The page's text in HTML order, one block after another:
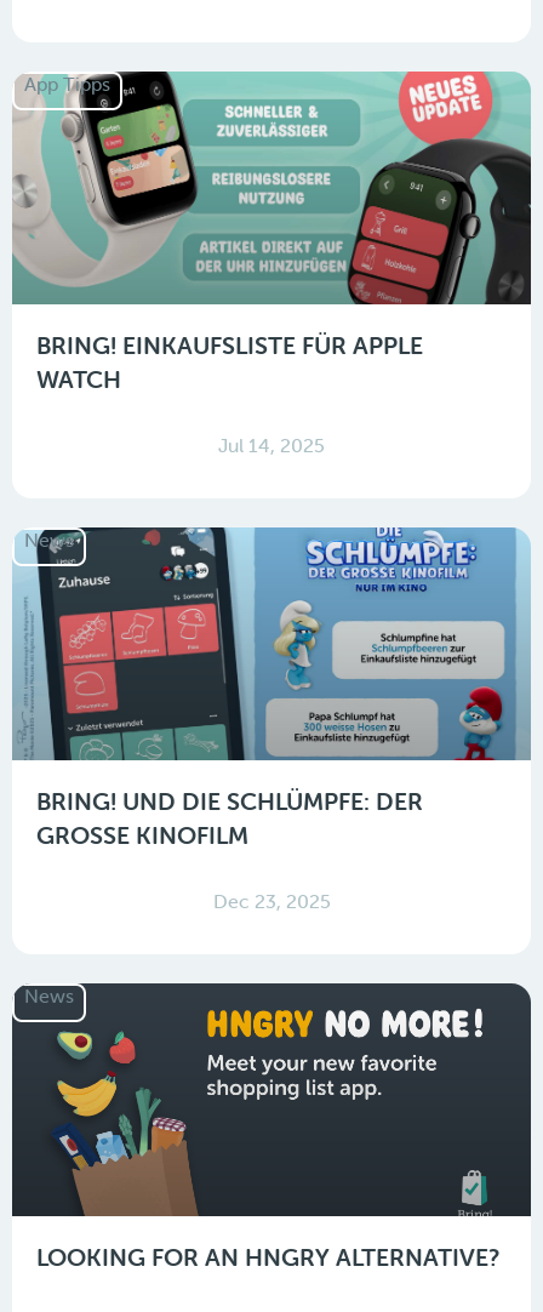
App Tipps
BRING! EINKAUFSLISTE FÜR APPLE
WATCH
Jul 14, 2025
News
BRING! UND DIE SCHLÜMPFE: DER
GROSSE KINOFILM
Dec 23, 2025
News
LOOKING FOR AN HNGRY ALTERNATIVE?